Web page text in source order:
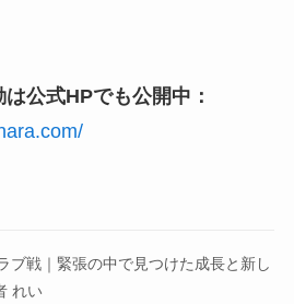
公式HPでも公開中：
ブ戦｜緊張の中で見つけた成長と新し
れい